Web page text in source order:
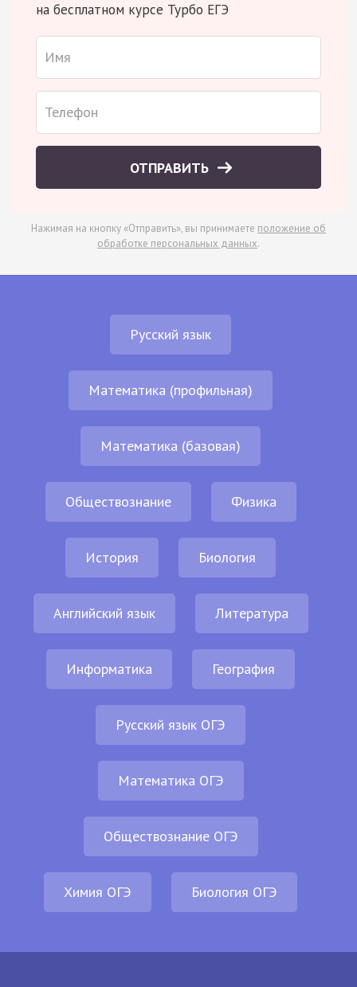
на бесплатном курсе Турбо ЕГЭ
ОТПРАВИТЬ
Нажимая на кнопку «Отправить», вы принимаете положение об
обработке персональных данных.
Русский язык
Математика (профильная)
Математика (базовая)
Обществознание Физика
История Биология
Английский язык Литература
Информатика География
Русский язык ОГЭ
Математика ОГЭ
Обществознание ОГЭ
Химия ОГЭ Биология ОГЭ